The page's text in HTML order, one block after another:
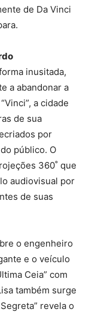
de Da Vinci
inusitada,
a abandonar a
a cidade
de sua
por
público. O
360˚ que
audiovisual por
de suas
o engenheiro
e o veículo
Ceia” com
também surge
revela o